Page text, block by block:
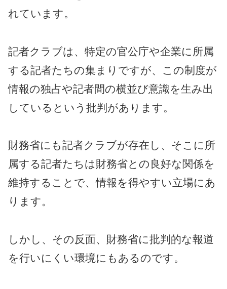
れています。
記者クラブは、特定の官公庁や企業に所属
する記者たちの集まりですが、この制度が
情報の独占や記者間の横並び意識を生み出
しているという批判があります。
財務省にも記者クラブが存在し、そこに所
属する記者たちは財務省との良好な関係を
維持することで、情報を得やすい立場にあ
ります。
しかし、その反面、財務省に批判的な報道
を行いにくい環境にもあるのです。